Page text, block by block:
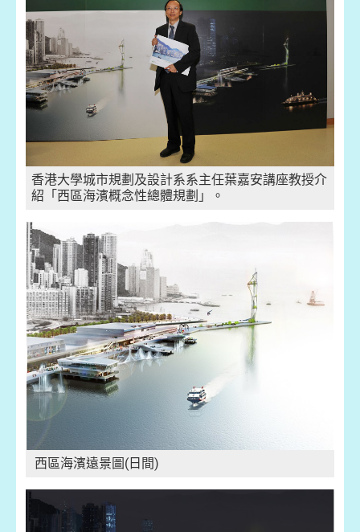
香港大學城市規劃及設計系系主任葉嘉安講座教授介
紹「西區海濱概念性總體規劃」。
西區海濱遠景圖(日間)